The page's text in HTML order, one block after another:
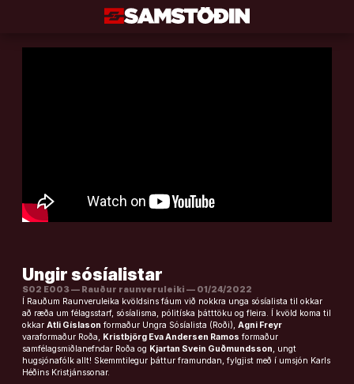
Ungir sósíalistar
S02 E003 — Rauður raunveruleiki — 01/24/2022
Í Rauðum Raunveruleika kvöldsins fáum við nokkra unga sósíalista til okkar
að ræða um félagsstarf, sósíalisma, pólitíska þátttöku og fleira. Í kvöld koma til
okkar Atli Gíslason formaður Ungra Sósíalista (Roði), Agni Freyr
varaformaður Roða, Kristbjörg Eva Andersen Ramos formaður
samfélagsmiðlanefndar Roða og Kjartan Svein Guðmundsson, ungt
hugsjónafólk allt! Skemmtilegur þáttur framundan, fylgjist með í umsjón Karls
Héðins Kristjánssonar.